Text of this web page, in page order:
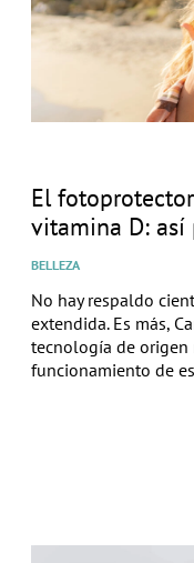
El
vitamina D: así
BELLEZA
No hay respaldo
extendida. Es más,
tecnología de
funcionamiento de